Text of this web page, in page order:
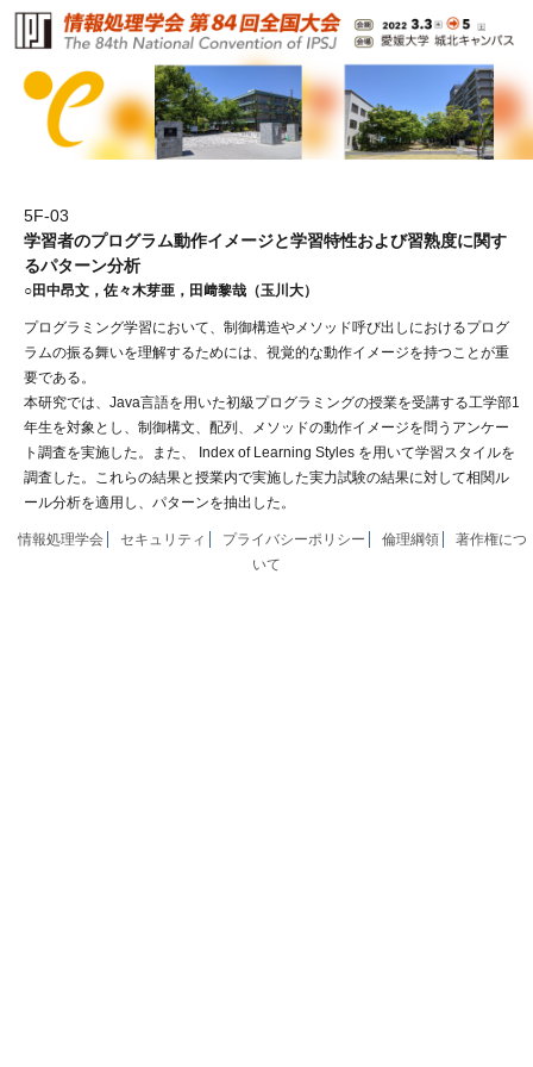
5F-03
学習者のプログラム動作イメージと学習特性および習熟度に関す
るパターン分析
○田中昂文，佐々木芽亜，田﨑黎哉（玉川大）
プログラミング学習において、制御構造やメソッド呼び出しにおけるプログ
ラムの振る舞いを理解するためには、視覚的な動作イメージを持つことが重
要である。
本研究では、Java言語を用いた初級プログラミングの授業を受講する工学部1
年生を対象とし、制御構文、配列、メソッドの動作イメージを問うアンケー
ト調査を実施した。また、 Index of Learning Styles を用いて学習スタイルを
調査した。これらの結果と授業内で実施した実力試験の結果に対して相関ル
ール分析を適用し、パターンを抽出した。
情報処理学会 セキュリティ プライバシーポリシー 倫理綱領
著作権につ
いて